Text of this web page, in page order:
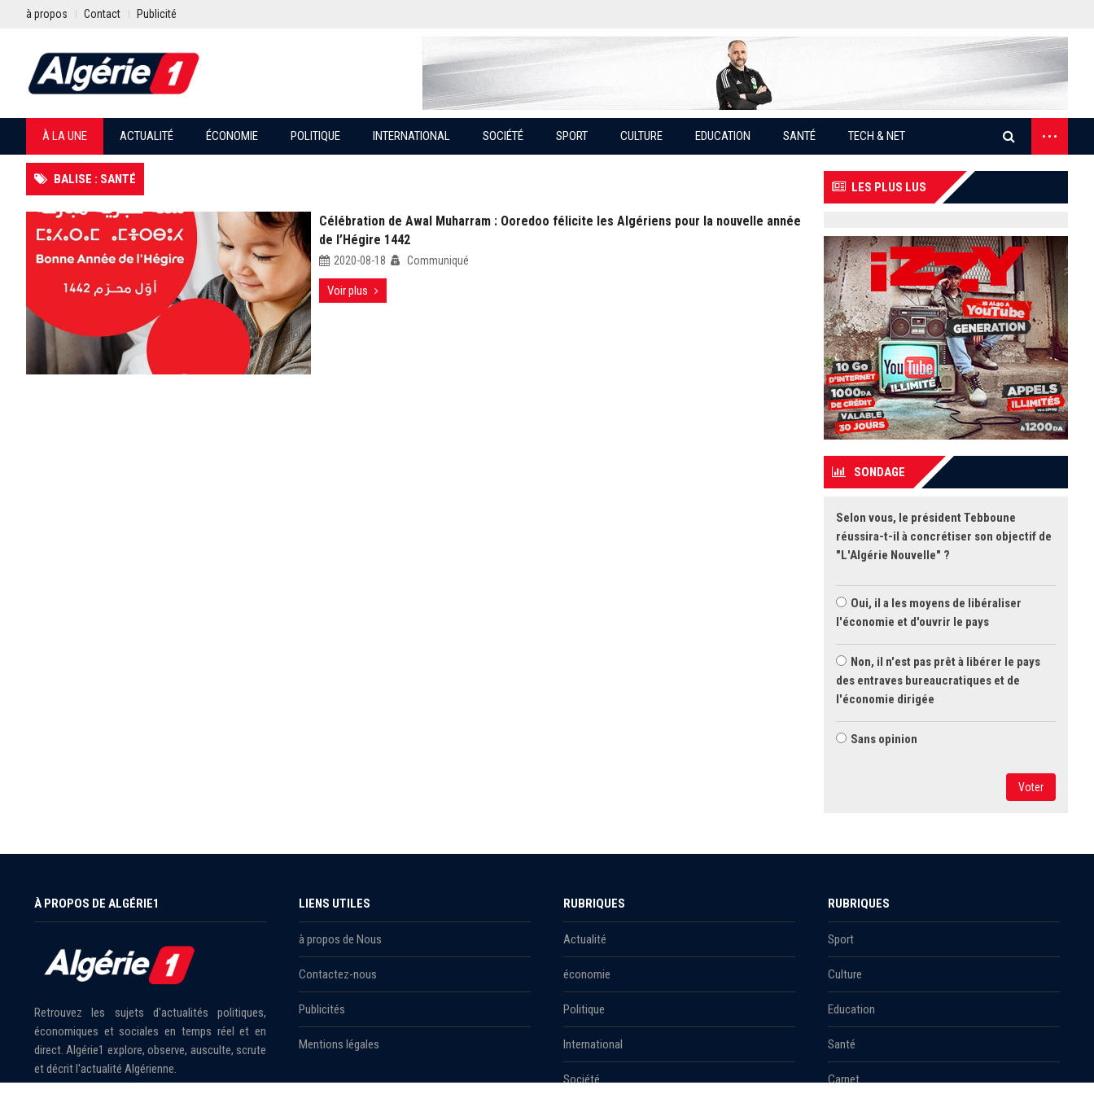
à propos Contact Publicité
À LA UNE ACTUALITÉ ÉCONOMIE POLITIQUE INTERNATIONAL SOCIÉTÉ SPORT CULTURE EDUCATION SANTÉ TECH & NET ...
BALISE : SANTÉ
Célébration de Awal Muharram : Ooredoo félicite les Algériens pour la nouvelle année
de l’Hégire 1442
2020-08-18 Communiqué
Voir plus
LES PLUS LUS
SONDAGE
Selon vous, le président Tebboune
réussira-t-il à concrétiser son objectif de
"L'Algérie Nouvelle" ?
Oui, il a les moyens de libéraliser
l'économie et d'ouvrir le pays
Non, il n'est pas prêt à libérer le pays
des entraves bureaucratiques et de
l'économie dirigée
Sans opinion
Voter
À PROPOS DE ALGÉRIE1
Retrouvez les sujets d'actualités politiques,
économiques et sociales en temps réel et en
direct. Algérie1 explore, observe, ausculte, scrute
et décrit l'actualité Algérienne.
LIENS UTILES
à propos de Nous
Contactez-nous
Publicités
Mentions légales
RUBRIQUES
Actualité
économie
Politique
International
Société
RUBRIQUES
Sport
Culture
Education
Santé
Carnet